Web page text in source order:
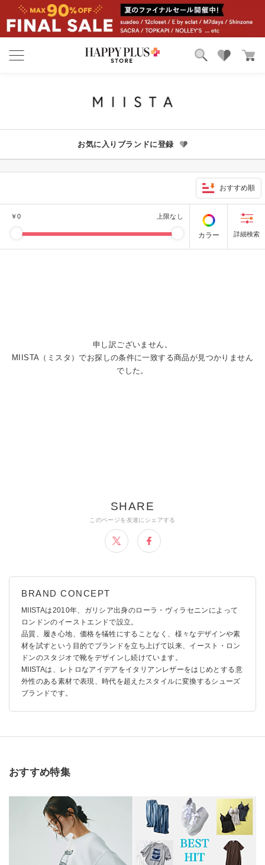
お気に入り
お気に入りブランドに登録
おすすめ順
￥0 上限なし
カラー
申し訳ございません。
MIISTA（ミスタ）でお探しの条件に一致する商品が見つかりません
でした。
MIISTAは2010年、ガリシア出⾝のローラ・ヴィラセニンによって
ロンドンのイーストエンドで設⽴。
品質、履き⼼地、価格を犠牲にすることなく、様々なデザインや素
材を試すという⽬的でブランドを⽴ち上げて以来、イースト・ロン
ドンのスタジオで靴をデザインし続けています。
MIISTAは、レトロなアイデアをイタリアンレザーをはじめとする意
外性のある素材で表現、時代を超えたスタイルに変換するシューズ
ブランドです。
おすすめ特集